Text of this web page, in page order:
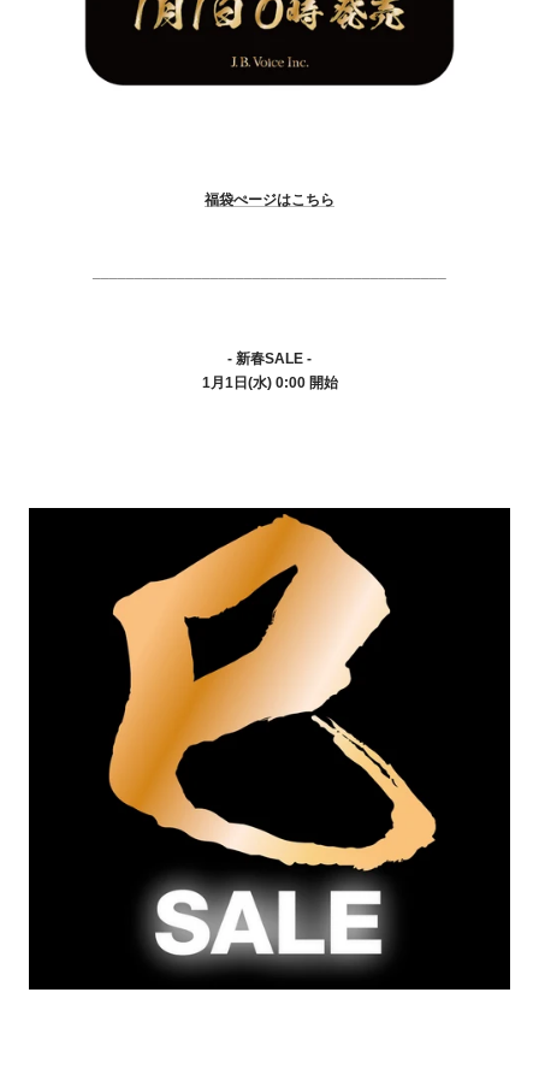
福袋ぺージはこちら
- 新春SALE -
1月1日(水) 0:00 開始